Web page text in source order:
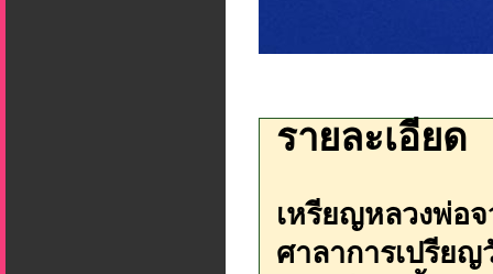
รายละเอียด
เหรียญหลวงพ่อ
ศาลาการเปรีย